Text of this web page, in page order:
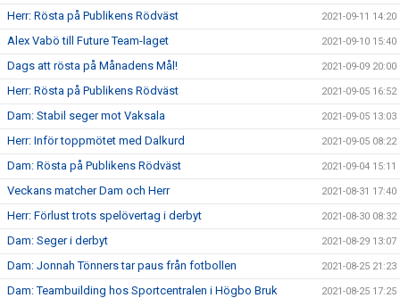
Herr: Rösta på Publikens Rödväst 2021-09-11 14:20
Alex Vabö till Future Team-laget 2021-09-10 15:40
Dags att rösta på Månadens Mål! 2021-09-09 20:00
Herr: Rösta på Publikens Rödväst 2021-09-05 16:52
Dam: Stabil seger mot Vaksala 2021-09-05 13:03
Herr: Inför toppmötet med Dalkurd 2021-09-05 08:22
Dam: Rösta på Publikens Rödväst 2021-09-04 15:11
Veckans matcher Dam och Herr 2021-08-31 17:40
Herr: Förlust trots spelövertag i derbyt 2021-08-30 08:32
Dam: Seger i derbyt 2021-08-29 13:07
Dam: Jonnah Tönners tar paus från fotbollen 2021-08-25 21:23
Dam: Teambuilding hos Sportcentralen i Högbo Bruk 2021-08-25 17:25